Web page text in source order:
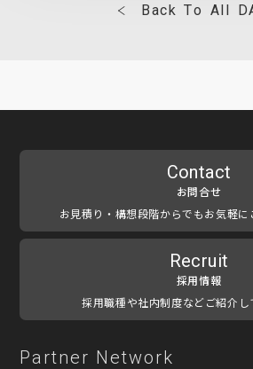
Back To All D
Contact
お問合せ
お見積り・構想段階からでもお気軽に
Recruit
採用情報
採用職種や社内制度などご紹介し
Partner Network